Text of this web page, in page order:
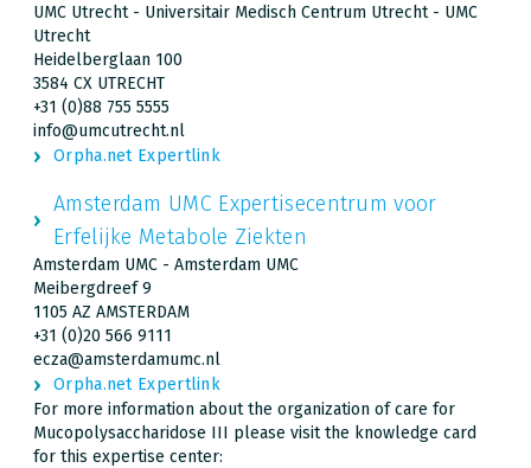
UMC Utrecht - Universitair Medisch Centrum Utrecht - UMC
Utrecht
Heidelberglaan 100
3584 CX UTRECHT
+31 (0)88 755 5555
info@umcutrecht.nl
Orpha.net Expertlink
Amsterdam UMC Expertisecentrum voor
Erfelijke Metabole Ziekten
Amsterdam UMC - Amsterdam UMC
Meibergdreef 9
1105 AZ AMSTERDAM
+31 (0)20 566 9111
ecza@amsterdamumc.nl
Orpha.net Expertlink
For more information about the organization of care for
Mucopolysaccharidose III please visit the knowledge card
for this expertise center: